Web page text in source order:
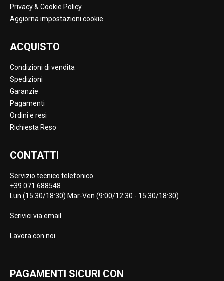
Privacy & Cookie Policy
Aggiorna impostazioni cookie
ACQUISTO
Condizioni di vendita
Spedizioni
Garanzie
Pagamenti
Ordini e resi
Richiesta Reso
CONTATTI
Servizio tecnico telefonico
+39 071 688548
Lun (15:30/18:30) Mar-Ven (9:00/12:30 - 15:30/18:30)
Scrivici via email
Lavora con noi
PAGAMENTI SICURI CON